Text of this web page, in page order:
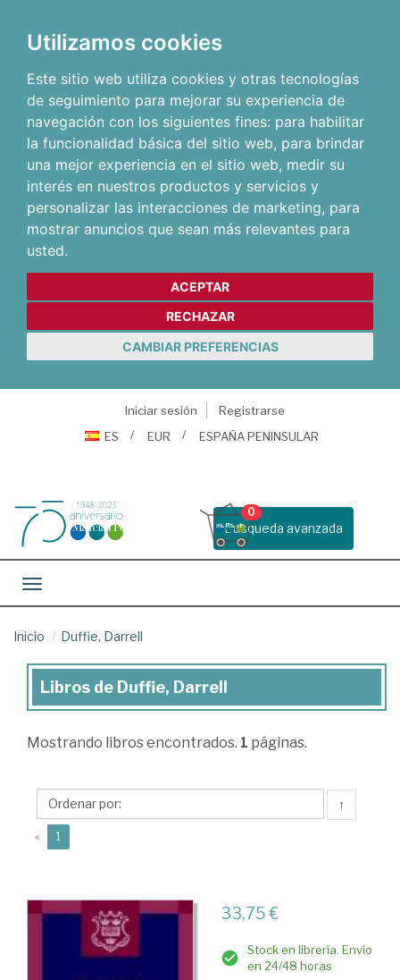
Utilizamos cookies
Este sitio web utiliza cookies y otras tecnologías
de seguimiento para mejorar su experiencia de
navegación con los siguientes fines: para habilitar
la funcionalidad básica del sitio web, para brindar
una mejor experiencia en el sitio web, medir su
interés en nuestros productos y servicios y
personalizar las interacciones de marketing, para
mostrar anuncios que sean más relevantes para
usted.
ACEPTAR
RECHAZAR
CAMBIAR PREFERENCIAS
Iniciar sesión
Registrarse
ES
EUR ESPAÑA PENINSULAR
Busqueda avanzada
0
Toggle navigation
Inicio Duffie, Darrell
Libros
Duffie,
Libros de Duffie, Darrell
Mostrando libros encontrados. 1 páginas.
↑
« 1
33,75 €
Stock en librería. Envío
en 24/48 horas